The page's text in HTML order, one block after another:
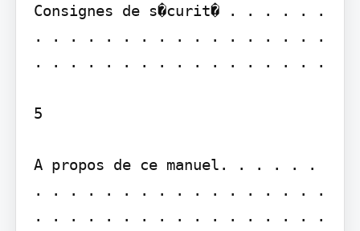
Consignes de s�curit� . . . . . .
. . . . . . . . . . . . . . . . .
. . . . . . . . . . . . . . . . .
5
A propos de ce manuel. . . . . .
. . . . . . . . . . . . . . . . .
. . . . . . . . . . . . . . . . .